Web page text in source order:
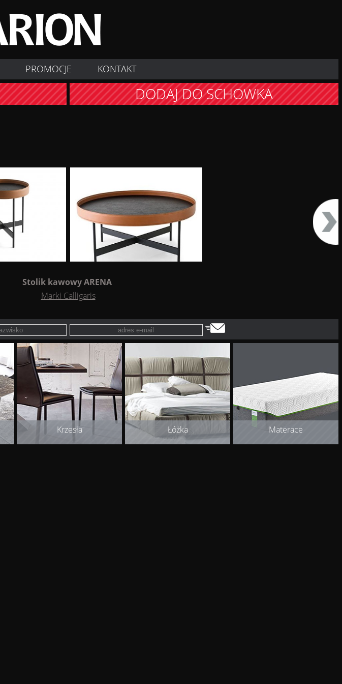
PROMOCJE KONTAKT
DODAJ DO SCHOWKA
Stolik kawowy ARENA
Marki Calligaris
Krzesła Łóżka Materace